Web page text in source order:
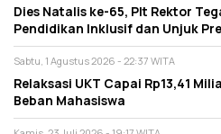
Dies Natalis ke-65, Plt Rektor
Pendidikan Inklusif dan Unjuk
Sabtu, 1 Agustus 2026 - 22:37 WITA
Relaksasi UKT Capai Rp13,41
Beban Mahasiswa